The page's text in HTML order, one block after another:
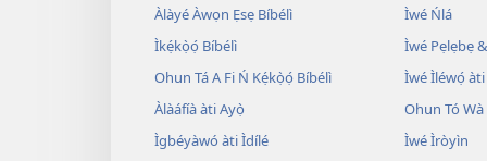
Àlàyé Àwọn Ẹsẹ Bíbélì
Ìkẹ́kọ̀ọ́ Bíbélì
Ohun Tá A Fi Ń Kẹ́kọ̀ọ́ Bíbélì
Àlàáfíà àti Ayọ̀
Ìgbéyàwó àti Ìdílé
Ìwé Ńlá
Ìwé Pẹlẹbẹ
Ìwé Ìléwọ́
Ohun Tó
Ìwé Ìròyìn